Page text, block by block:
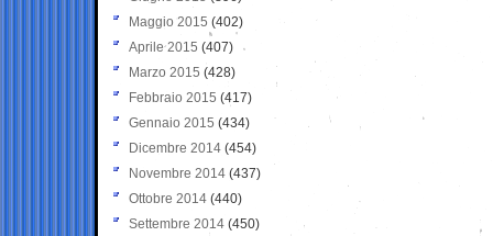
Maggio 2015 (402)
Aprile 2015 (407)
Marzo 2015 (428)
Febbraio 2015 (417)
Gennaio 2015 (434)
Dicembre 2014 (454)
Novembre 2014 (437)
Ottobre 2014 (440)
Settembre 2014 (450)